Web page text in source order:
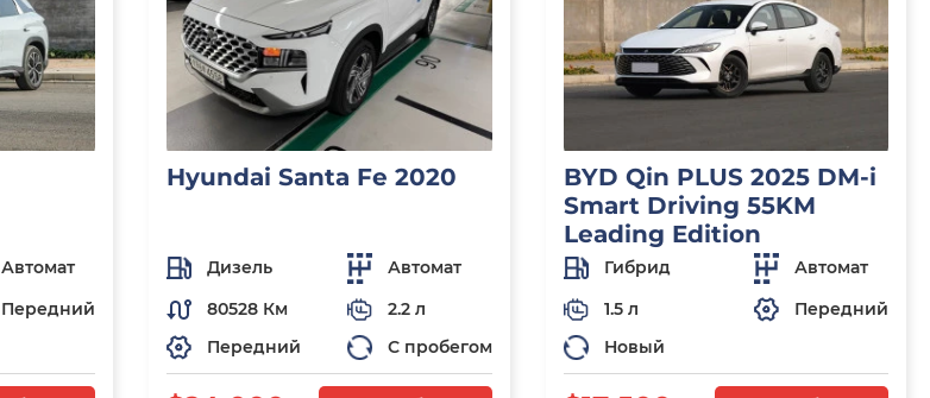
Автомат
Передний
Hyundai Santa Fe 2020
Дизель
Автомат
80528 Км
2.2 л
Передний
С пробегом
BYD Qin PLUS 2025 DM-i
Smart Driving 55KM
Leading Edition
Гибрид
Автомат
1.5 л
Передний
Новый